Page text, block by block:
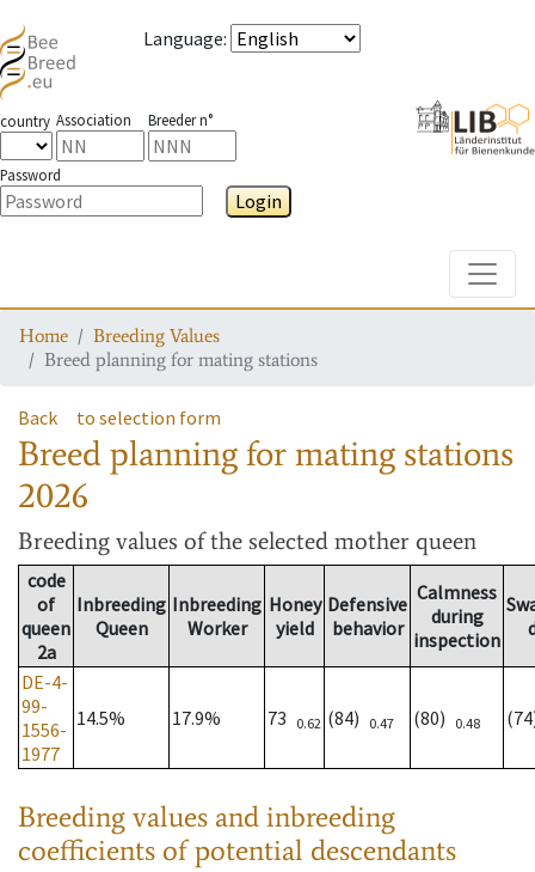
Language:
country Association Breeder n°
Password
Login
Home
Breeding Values
Breed planning for mating stations
Back to selection form
Breed planning for mating stations
2026
Breeding values of the selected mother queen
code
of
queen
2a
Inbreeding
Queen
Inbreeding
Worker
Honey
yield
Defensive
behavior
Calmness
during
inspection
DE-4-
99-
1556-
1977
14.5% 17.9% 73 0.62 (84) 0.47 (80) 0.48
Breeding values and inbreeding
coefficients of potential descendants